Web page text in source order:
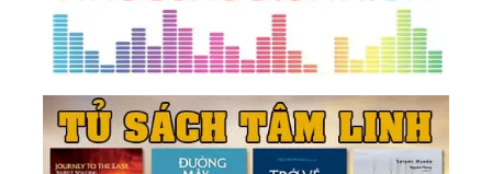
45.
Giải Ngộ 15: Về Biết Ơn
46.Giải Ngộ 16: Về Tha Thứ
48.Giải Ngộ 18: Về Tâm Và Trí
49.Giải Ngộ 19: Tâm Trí - Bộ Lọc Của Năng Lượng